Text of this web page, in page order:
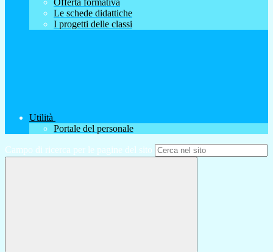
Offerta formativa
Le schede didattiche
I progetti delle classi
Utilità
Portale del personale
Campo di ricerca per le pagine del sito